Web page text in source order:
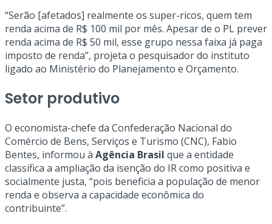
“Serão [afetados] realmente os super-ricos, quem tem
renda acima de R$ 100 mil por mês. Apesar de o PL prever
renda acima de R$ 50 mil, esse grupo nessa faixa já paga
imposto de renda”, projeta o pesquisador do instituto
ligado ao Ministério do Planejamento e Orçamento.
Setor produtivo
O economista-chefe da Confederação Nacional do
Comércio de Bens, Serviços e Turismo (CNC), Fabio
Bentes, informou à Agência Brasil que a entidade
classifica a ampliação da isenção do IR como positiva e
socialmente justa, “pois beneficia a população de menor
renda e observa a capacidade econômica do
contribuinte”.